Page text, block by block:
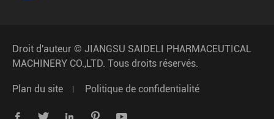
Droit d'auteur © JIANGSU SAIDELI PHARMACEUTICAL
MACHINERY CO.,LTD. Tous droits réservés.
Plan du site Politique de confidentialité
    